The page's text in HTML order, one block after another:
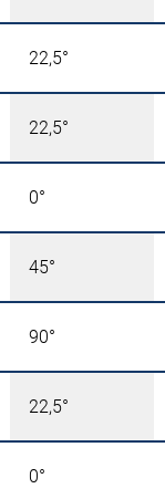
22,5°
22,5°
0°
45°
90°
22,5°
0°